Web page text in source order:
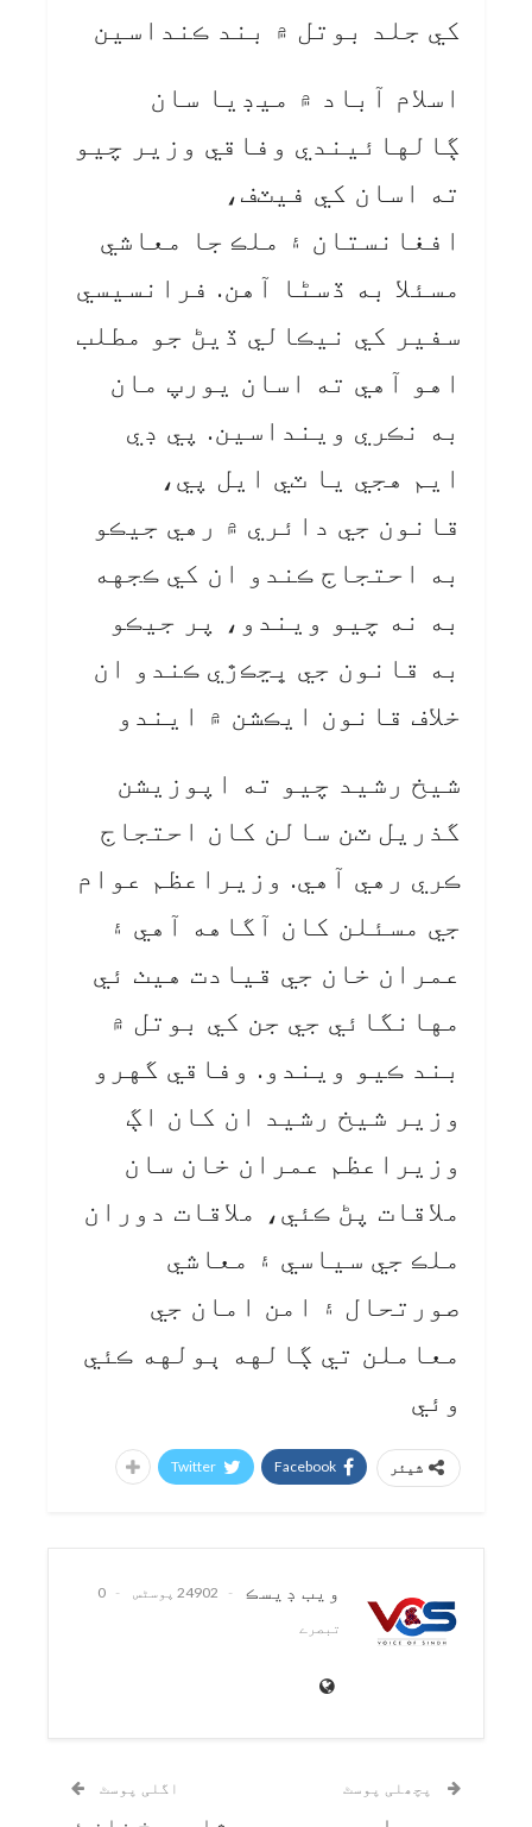
کي جلد بوتل ۾ بند ڪنداسين
اسلام آباد ۾ ميڊيا سان
ڳالهائيندي وفاقي وزير چيو
ته اسان کي فيٽف،
افغانستان ۽ ملڪ جا معاشي
مسئلا به ڏسڻا آهن. فرانسيسي
سفير کي نيڪالي ڏيڻ جو مطلب
اهو آهي ته اسان يورپ مان
به نڪري وينداسين. پي ڊي
ايم هجي يا ٽي ايل پي،
قانون جي دائري ۾ رهي جيڪو
به احتجاج ڪندو ان کي ڪجهه
به نه چيو ويندو، پر جيڪو
به قانون جي ڀڃڪڙي ڪندو ان
خلاف قانون ايڪشن ۾ ايندو
شيخ رشيد چيو ته اپوزيشن
گذريل ٽن سالن کان احتجاج
ڪري رهي آهي. وزيراعظم عوام
جي مسئلن کان آگاهه آهي ۽
عمران خان جي قيادت هيٺ ئي
مهانگائي جي جن کي بوتل ۾
بند ڪيو ويندو. وفاقي گهرو
وزير شيخ رشيد ان کان اڳ
وزيراعظم عمران خان سان
ملاقات پڻ ڪئي، ملاقات دوران
ملڪ جي سياسي ۽ معاشي
صورتحال ۽ امن امان جي
معاملن تي ڳالهه ٻولهه ڪئي
وئي
شیئر Facebook
Twitter
ويب ڊيسڪ 24902 پوسٹس
0
تبصرے
پچھلی پوسٹ اگلی پوسٹ